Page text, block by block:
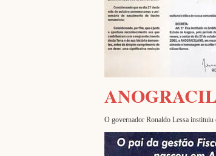
O governador Ronaldo Lessa